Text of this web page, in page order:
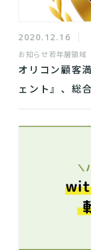
2020.12.16
お知らせ若年層領域
オリコン顧客
ェント』、総